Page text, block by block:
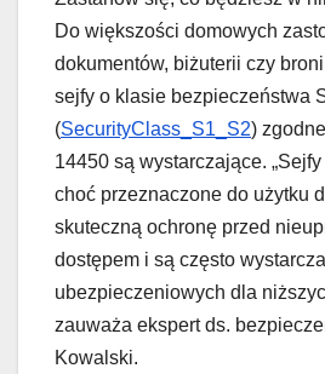
Do większości domowych
dokumentów, biżuterii czy
sejfy o klasie bezpieczeństwa
(SecurityClass_S1_S2)
14450 są wystarczające.
choć przeznaczone do użytku
skuteczną ochronę przed
dostępem i są często
ubezpieczeniowych dla
zauważa ekspert ds.
Kowalski.